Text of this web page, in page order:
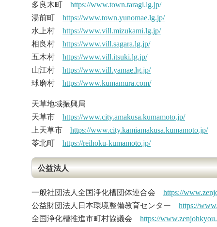
多良木町 https://www.town.taragi.lg.jp/
湯前町 https://www.town.yunomae.lg.jp/
水上村 https://www.vill.mizukami.lg.jp/
相良村 https://www.vill.sagara.lg.jp/
五木村 https://www.vill.itsuki.lg.jp/
山江村 https://www.vill.yamae.lg.jp/
球磨村 https://www.kumamura.com/
天草地域振興局
天草市 https://www.city.amakusa.kumamoto.jp/
上天草市 https://www.city.kamiamakusa.kumamoto.jp/
苓北町 https://reihoku-kumamoto.jp/
公益法人
一般社団法人全国浄化槽団体連合会 https://
公益財団法人日本環境整備教育センター https://
全国浄化槽推進市町村協議会 https://